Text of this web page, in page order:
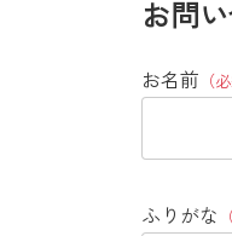
お問
お名前 （
ふりがな